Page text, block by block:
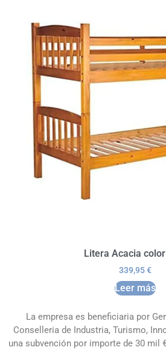
Litera Acacia
339,95€
Leer más
La empresa es beneficiaria por
Conselleria de Industria, Turismo,
una subvención por importe de 30 mil